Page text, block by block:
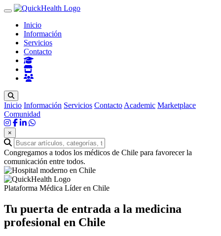
Inicio
Información
Servicios
Contacto
Inicio Información Servicios Contacto Academic Marketplace
Comunidad
×
Congregamos a todos los médicos de Chile para favorecer la
comunicación entre todos.
Plataforma Médica Líder en Chile
Tu puerta de entrada a la medicina
profesional en Chile